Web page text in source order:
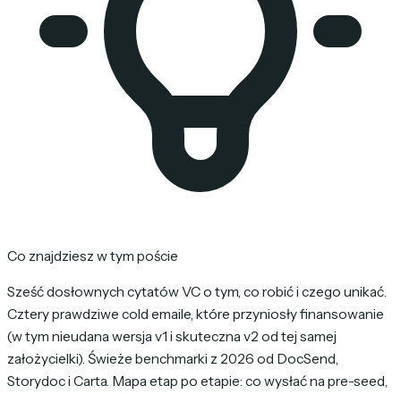
Co znajdziesz w tym poście
Sześć dosłownych cytatów VC o tym, co robić i czego unikać.
Cztery prawdziwe cold emaile, które przyniosły finansowanie
(w tym nieudana wersja v1 i skuteczna v2 od tej samej
założycielki). Świeże benchmarki z 2026 od DocSend,
Storydoc i Carta. Mapa etap po etapie: co wysłać na pre-seed,